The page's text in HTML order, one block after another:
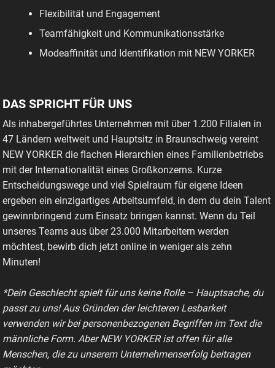
Flexibilität und Engagement
Teamfähigkeit und Kommunikationsstärke
Modeaffinität und Identifikation mit NEW YORKER
DAS SPRICHT FÜR UNS
Als inhabergeführtes Unternehmen mit über 1.200 Filialen in
47 Ländern weltweit und Hauptsitz in Braunschweig vereint
NEW YORKER die flachen Hierarchien eines Familienbetriebs
mit der Internationalität eines Großkonzerns. Kurze
Entscheidungswege und viel Spielraum für eigene Ideen
ergeben ein einzigartiges Arbeitsumfeld, in dem du dein Talent
gewinnbringend zum Einsatz bringen kannst. Wenn du Teil
unseres Teams aus über 23.000 Mitarbeitern werden
möchtest, bewirb dich jetzt online in weniger als zehn
Minuten!
*Dein Geschlecht spielt für uns keine Rolle – Hauptsache, du
passt zu uns! Aus Gründen der leichteren Lesbarkeit
verwenden wir bei personenbezogenen Begriffen im Text die
männliche Form. Aber NEW YORKER ist offen für alle
Menschen, die zu unserem Unternehmenserfolg beitragen